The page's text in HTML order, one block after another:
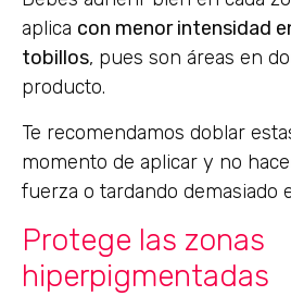
aplica con menor intensidad
tobillos, pues son áreas en
producto.
Te recomendamos doblar
momento de aplicar y no
fuerza o tardando demasiado
Protege las zonas
hiperpigmentadas